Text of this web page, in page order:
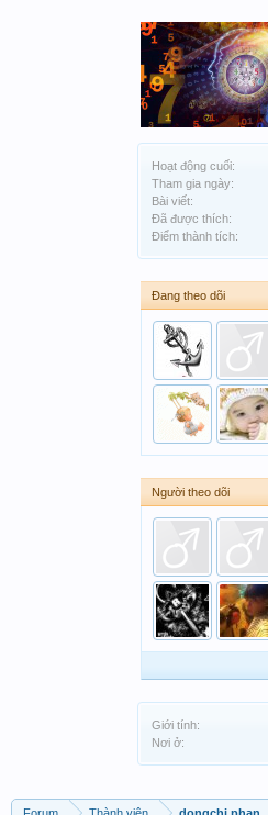
Hoạt động cuối:
Tham gia ngày:
Bài viết:
Đã được thích:
Điểm thành tích:
Đang theo dõi
Người theo dõi
Giới tính:
Nơi ở: